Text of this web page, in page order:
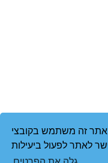
אתר זה משתמש בקובצי Cookie כדי לשפר את